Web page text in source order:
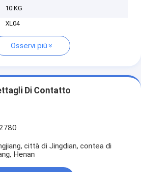
10 KG
XL04
Osservi più
Di Contatto
città di Jingdian, contea di
Henan